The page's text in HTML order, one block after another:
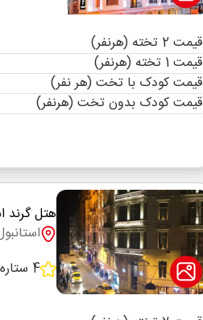
قیمت 2 تخته (هرنفر)
قیمت 1 تخته (هرنفر)
قیمت کودک با تخت (هر نفر)
قیمت کودک بدون تخت (هرنفر)
هتل گرند
4 ستاره